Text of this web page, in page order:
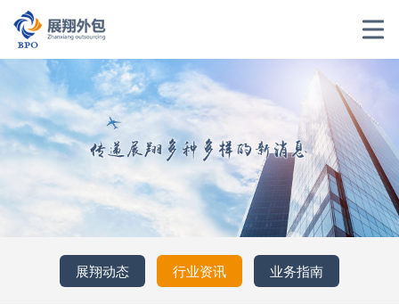
展翔动态 行业资讯 业务指南